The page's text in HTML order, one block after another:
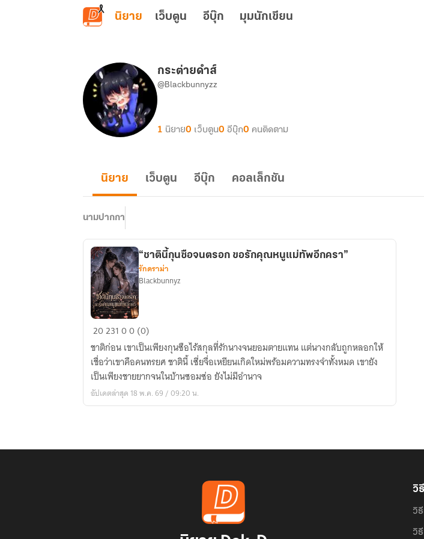
ข้ามไปยังเนื้อหาหลัก
นิยาย เว็บตูน อีบุ๊ก มุมนักเขียน
กระต่ายดำส์
@Blackbunnyzz
1 นิยาย0 เว็บตูน0 อีบุ๊ก0 คนติดตาม
นิยาย เว็บตูน อีบุ๊ก คอลเล็กชัน
นามปากกา
“ชาติ
กุนซือ
จน
ตรอก
ขอ
“ชาตินี้กุนซือจนตรอก ขอรักคุณหนูแม่ทัพอีกครา”
รักดราม่า
Blackbunnyz
2023100 (0)
ชาติก่อน เขาเป็นเพียงกุนซือไร้สกุลที่รักนางจนยอมตายแทน แต่นางกลับถูกหลอกให้
เชื่อว่าเขาคือคนทรยศ ชาตินี้ เซี่ยจื่อเหยียนเกิดใหม่พร้อมความทรงจำทั้งหมด เขายัง
เป็นเพียงชายยากจนในบ้านซอมซ่อ ยังไม่มีอำนาจ
อัปเดตล่าสุด 18 พ.ค. 69 / 09:20 น.
วิ
วิ
วิ